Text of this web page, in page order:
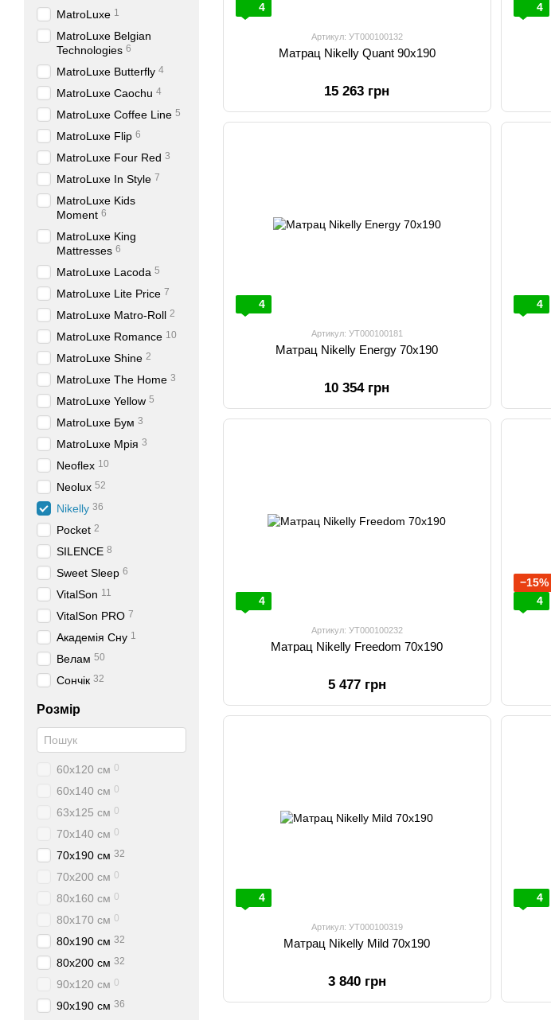
4
Артикул: УТ000100132
Матрац Nikelly Quant 90х190
15 263 грн
4
4
Артикул: УТ000100181
Матрац Nikelly Energy 70х190
10 354 грн
4
4
Артикул: УТ000100232
Матрац Nikelly Freedom 70х190
5 477 грн
−15%
4
4
Артикул: УТ000100319
Матрац Nikelly Mild 70х190
3 840 грн
4
MatroLuxe 1
MatroLuxe Belgian
Technologies 6
MatroLuxe Butterfly 4
MatroLuxe Caochu 4
MatroLuxe Coffee Line 5
MatroLuxe Flip 6
MatroLuxe Four Red 3
MatroLuxe In Style 7
MatroLuxe Kids
Moment 6
MatroLuxe King
Mattresses 6
MatroLuxe Lacoda 5
MatroLuxe Lite Price 7
MatroLuxe Matro-Roll 2
MatroLuxe Romance 10
MatroLuxe Shine 2
MatroLuxe The Home 3
MatroLuxe Yellow 5
MatroLuxe Бум 3
MatroLuxe Мрія 3
Neoflex 10
Neolux 52
Nikelly 36
Pocket 2
SILENCE 8
Sweet Sleep 6
VitalSon 11
VitalSon PRO 7
Академія Сну 1
Велам 50
Сончік 32
Розмір
60х120 см 0
60х140 см 0
63х125 см 0
70х140 см 0
70х190 см 32
70х200 см 0
80х160 см 0
80х170 см 0
80х190 см 32
80х200 см 32
90х120 см 0
90х190 см 36